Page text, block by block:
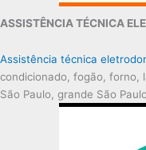
ASSISTÊNCIA TÉCNICA
Assistência técnica
condicionado, fogão, forno,
São Paulo, grande São